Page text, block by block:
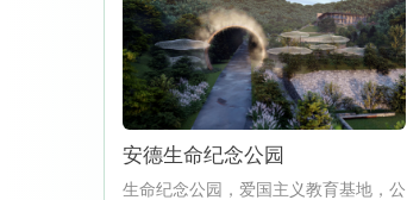
安德生命纪念公园
生命纪念公园，爱国主义教育基地，公